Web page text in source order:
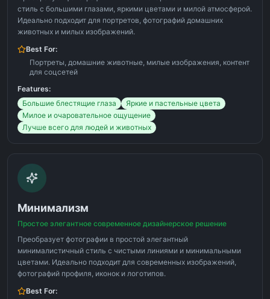
стиль с большими глазами, яркими цветами и милой атмосферой.
Идеально подходит для портретов, фотографий домашних
животных и милых изображений.
Best For:
Портреты, домашние животные, милые изображения, контент
для соцсетей
Features:
Большие блестящие глаза
Яркие и пастельные цвета
Милое и очаровательное ощущение
Лучше всего для людей и животных
Минимализм
Простое элегантное современное дизайнерское решение
Преобразует фотографии в простой элегантный
минималистичный стиль с чистыми линиями и минимальными
цветами. Идеально подходит для современных изображений,
фотографий профиля, иконок и логотипов.
Best For: